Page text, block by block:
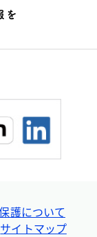
護について
サイトマップ